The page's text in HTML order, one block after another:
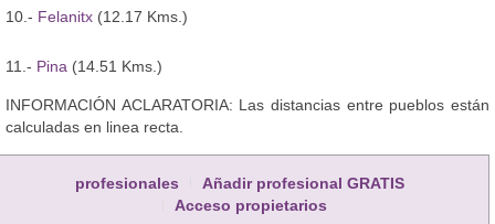
10.- Felanitx (12.17 Kms.)
11.- Pina (14.51 Kms.)
INFORMACIÓN ACLARATORIA: Las distancias entre pueblos están
calculadas en linea recta.
profesionales
Añadir profesional GRATIS
Acceso propietarios